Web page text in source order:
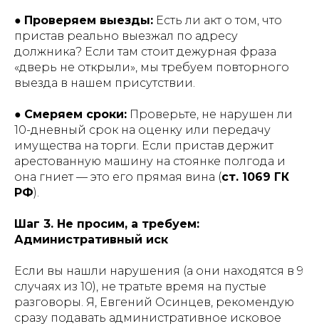
● Проверяем выезды: Есть ли акт о том, что
пристав реально выезжал по адресу
должника? Если там стоит дежурная фраза
«дверь не открыли», мы требуем повторного
выезда в нашем присутствии.
● Смеряем сроки: Проверьте, не нарушен ли
10-дневный срок на оценку или передачу
имущества на торги. Если пристав держит
арестованную машину на стоянке полгода и
она гниет — это его прямая вина (ст. 1069 ГК
РФ).
Шаг 3. Не просим, а требуем:
Административный иск
Если вы нашли нарушения (а они находятся в 9
случаях из 10), не тратьте время на пустые
разговоры. Я, Евгений Осинцев, рекомендую
сразу подавать административное исковое